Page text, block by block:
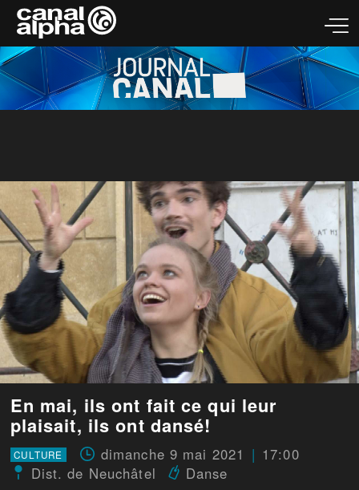
En mai, ils ont fait ce qui leur
plaisait, ils ont dansé!
CULTURE dimanche 9 mai 2021
17:00
Dist. de Neuchâtel
Danse